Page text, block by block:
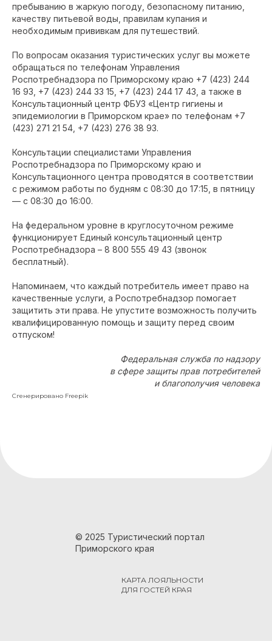
пребыванию в жаркую погоду, безопасному питанию,
качеству питьевой воды, правилам купания и
необходимым прививкам для путешествий.
По вопросам оказания туристических услуг вы можете
обращаться по телефонам Управления
Роспотребнадзора по Приморскому краю +7 (423) 244
16 93, +7 (423) 244 33 15, +7 (423) 244 17 43, а также в
Консультационный центр ФБУЗ «Центр гигиены и
эпидемиологии в Приморском крае» по телефонам +7
(423) 271 21 54, +7 (423) 276 38 93.
Консультации специалистами Управления
Роспотребнадзора по Приморскому краю и
Консультационного центра проводятся в соответствии
с режимом работы по будням с 08:30 до 17:15, в пятницу
— с 08:30 до 16:00.
На федеральном уровне в круглосуточном режиме
функционирует Единый консультационный центр
Роспотребнадзора – 8 800 555 49 43 (звонок
бесплатный).
Напоминаем, что каждый потребитель имеет право на
качественные услуги, а Роспотребнадзор помогает
защитить эти права. Не упустите возможность получить
квалифицированную помощь и защиту перед своим
отпуском!
Федеральная служба по надзору
в сфере защиты прав потребителей
и благополучия человека
Сгенерировано Freepik
© 2025 Туристический портал
Приморского края
КАРТА ЛОЯЛЬНОСТИ
ДЛЯ ГОСТЕЙ КРАЯ